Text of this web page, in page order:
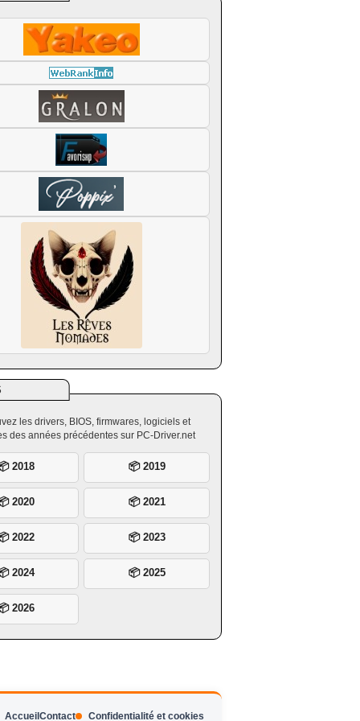
les drivers, BIOS, firmwares, logiciels et
des années précédentes sur PC-Driver.net
2018 📦 2019
2020 📦 2021
2022 📦 2023
2024 📦 2025
2026
Accueil Contact Confidentialité et cookies